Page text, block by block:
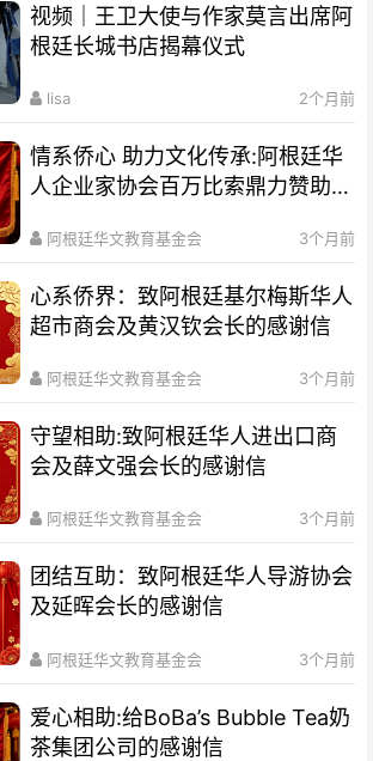
视频｜王卫大使与作家莫言出席阿
根廷长城书店揭幕仪式
lisa 2个月前
情系侨心 助力文化传承:阿根廷华
人企业家协会百万比索鼎力赞助水
阿根廷华文教育基金会 3个月前
心系侨界​：致阿根廷基尔梅斯华人
超市商会及黄汉钦会长的感谢信
阿根廷华文教育基金会 3个月前
守望相助:致阿根廷华人进出口商
会及薛文强会长的感谢信
阿根廷华文教育基金会 3个月前
团结互助：致阿根廷华人导游协会
及延晖会长的感谢信
阿根廷华文教育基金会 3个月前
爱心相助:给BoBa’s Bubble Tea奶
茶集团公司的感谢信